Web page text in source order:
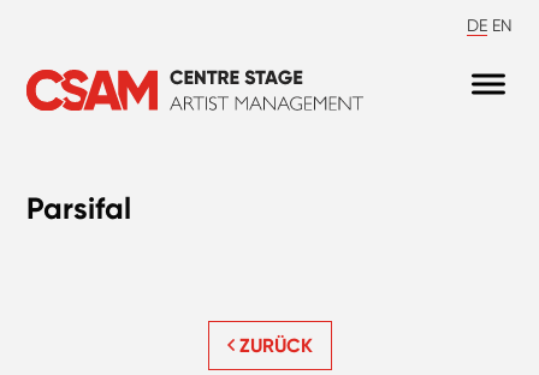
DE EN
Parsifal
ZURÜCK